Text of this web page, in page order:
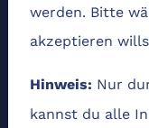
werden. Bitte
akzeptieren
Hinweis: Nur
kannst du alle
Ähnliche